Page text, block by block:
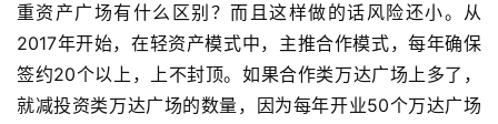
重资产广场有什么区别？而且这样做的话风险还小。从
2017年开始，在轻资产模式中，主推合作模式，每年确保
签约20个以上，上不封顶。如果合作类万达广场上多了，
就减投资类万达广场的数量，因为每年开业50个万达广场